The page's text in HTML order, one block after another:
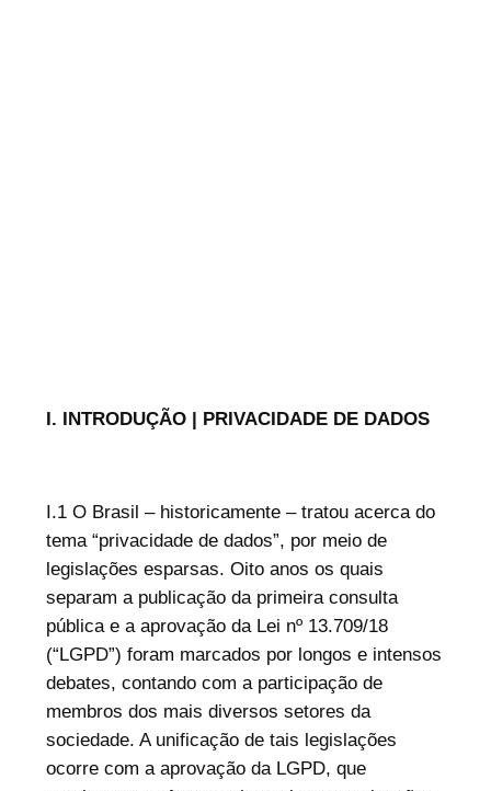
I. INTRODUÇÃO | PRIVACIDADE DE DADOS
I.1 O Brasil – historicamente – tratou acerca do
tema “privacidade de dados”, por meio de
legislações esparsas. Oito anos os quais
separam a publicação da primeira consulta
pública e a aprovação da Lei nº 13.709/18
(“LGPD”) foram marcados por longos e intensos
debates, contando com a participação de
membros dos mais diversos setores da
sociedade. A unificação de tais legislações
ocorre com a aprovação da LGPD, que